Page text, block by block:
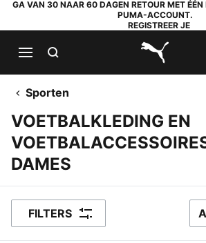
GA VAN 30 NAAR 60 DAGEN RETOUR MET ÉÉN
PUMA-ACCOUNT.
REGISTREER JE
PUMA.com
Sporten
VOETBALKLEDING EN
DAMES
FILTERS